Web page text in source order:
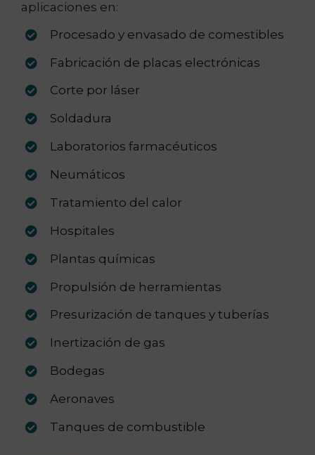
aplicaciones en:
Procesado y envasado de comestibles
Fabricación de placas electrónicas
Corte por láser
Soldadura
Laboratorios farmacéuticos
Neumáticos
Tratamiento del calor
Hospitales
Plantas químicas
Propulsión de herramientas
Presurización de tanques y tuberías
Inertización de gas
Bodegas
Aeronaves
Tanques de combustible